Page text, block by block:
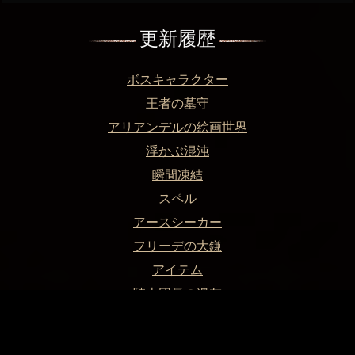
更新履歴
ボスキャラクター
王者の墓守
アリアンデルの絵画世界
浮かぶ混沌
瞬間凍結
スペル
アースシーカー
フリーデの大鎌
アイテム
騎士団長の遺灰